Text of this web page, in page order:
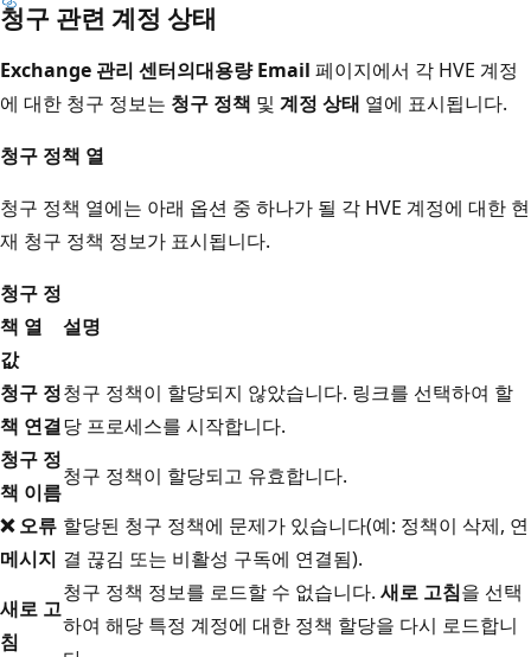
청구 관련 계정 상태
Exchange 관리 센터의대용량 Email 페이지에서 각 HVE 계정
에 대한 청구 정보는 청구 정책 및 계정 상태 열에 표시됩니다.
청구 정책 열
청구 정책 열에는 아래 옵션 중 하나가 될 각 HVE 계정에 대한 현
재 청구 정책 정보가 표시됩니다.
청구 정
책 열
값
설명
청구 정
책 연결
청구 정책이 할당되지 않았습니다. 링크를 선택하여 할
당 프로세스를 시작합니다.
청구 정
책 이름
청구 정책이 할당되고 유효합니다.
❌ 오류
메시지
할당된 청구 정책에 문제가 있습니다(예: 정책이 삭제, 연
결 끊김 또는 비활성 구독에 연결됨).
새로 고
침
청구 정책 정보를 로드할 수 없습니다. 새로 고침을 선택
하여 해당 특정 계정에 대한 정책 할당을 다시 로드합니